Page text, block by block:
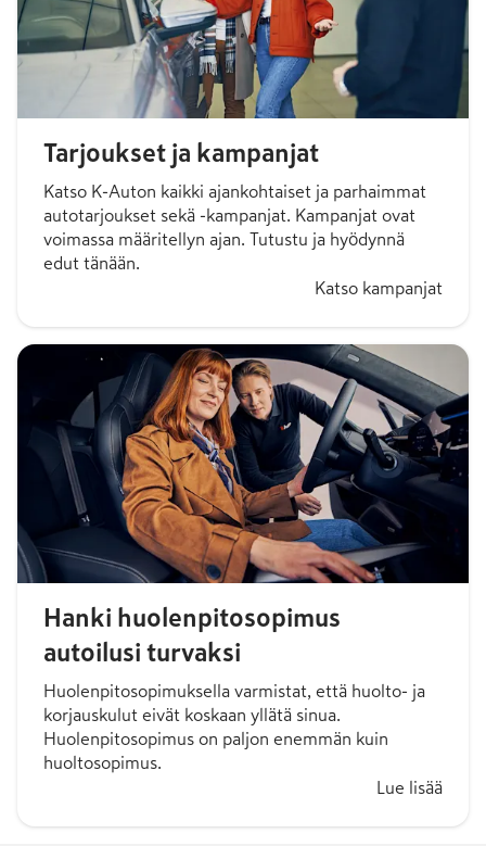
Tarjoukset ja kampanjat
Katso K-Auton kaikki ajankohtaiset ja parhaimmat
autotarjoukset sekä -kampanjat. Kampanjat ovat
voimassa määritellyn ajan. Tutustu ja hyödynnä
edut tänään.
Katso kampanjat
Hanki huolenpitosopimus
autoilusi turvaksi
Huolenpitosopimuksella varmistat, että huolto- ja
korjauskulut eivät koskaan yllätä sinua.
Huolenpitosopimus on paljon enemmän kuin
huoltosopimus.
Lue lisää